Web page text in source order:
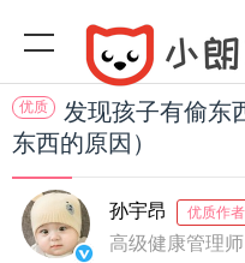
优质
发现孩子有偷东
东西的原因）
孙宇昂 优质作者
高级健康管理